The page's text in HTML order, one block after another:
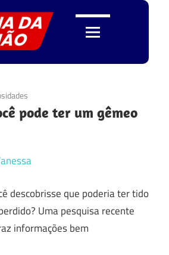
pode ter um gêmeo
descobrisse que poderia ter tido
Uma pesquisa recente
informações bem